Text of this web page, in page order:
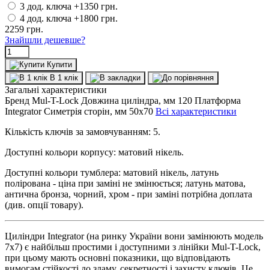
3 дод. ключа +1350 грн.
4 дод. ключа +1800 грн.
2259 грн.
Знайшли дешевше?
Купити
В 1 клік
Загальні характеристики
Бренд Mul-T-Lock Довжина циліндра, мм 120 Платформа
Integrator Симетрія сторін, мм 50x70 Всі характеристики
Кількість ключів за замовчуванням: 5.
Доступні кольори корпусу: матовий нікель.
Доступні кольори тумблера: матовий нікель, латунь
полірована - ціна при заміні не змінюється; латунь матова,
антична бронза, чорний, хром - при заміні потрібна доплата
(див. опції товару).
Циліндри Integrator (на ринку України вони замінюють модель
7х7) є найбільш простими і доступними з лінійки Mul-T-Lock,
при цьому мають основні показники, що відповідають